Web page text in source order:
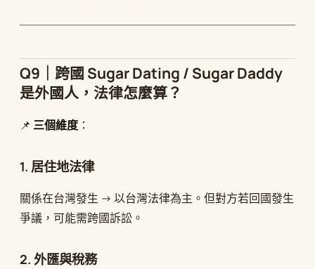
Q9｜跨國 Sugar Dating / Sugar Daddy
是外國人，法律怎麼算？
📌 三個維度 ：
1. 居住地法律
關係在台灣發生 → 以台灣法律為主。但對方若回國發生
爭議，可能需跨國訴訟。
2. 外匯與稅務